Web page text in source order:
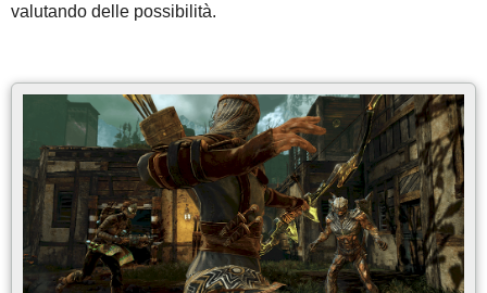
valutando delle possibilità.